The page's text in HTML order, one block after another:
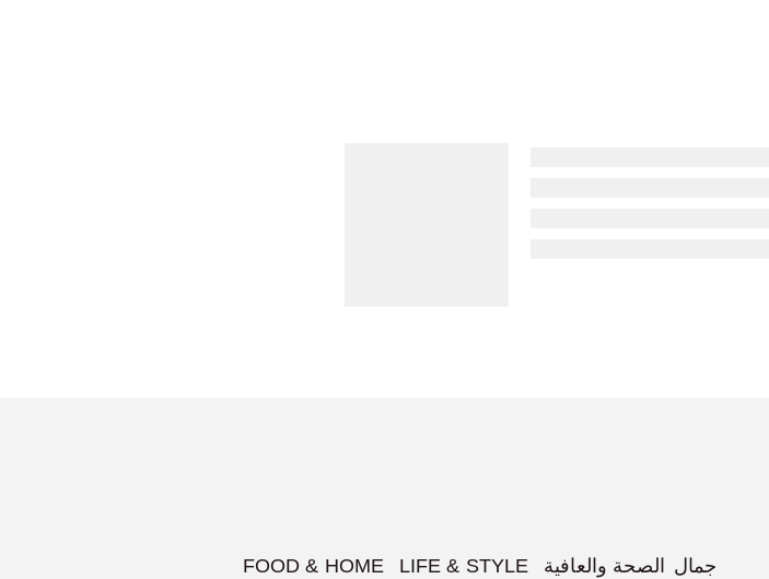
جمال الصحة والعافية LIFE & STYLE
FOOD & HOME